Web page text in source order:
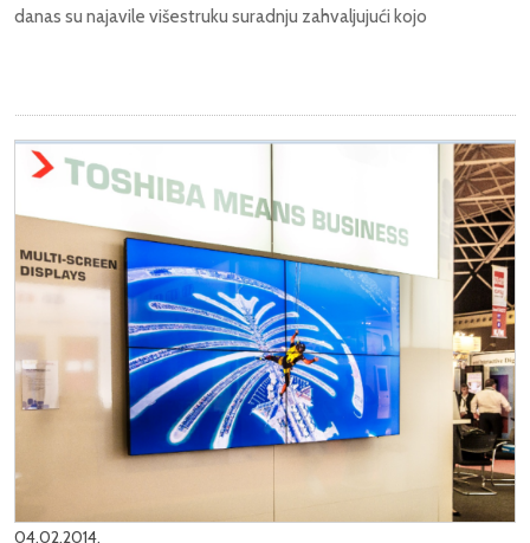
danas su najavile višestruku suradnju zahvaljujući kojo
04.02.2014.